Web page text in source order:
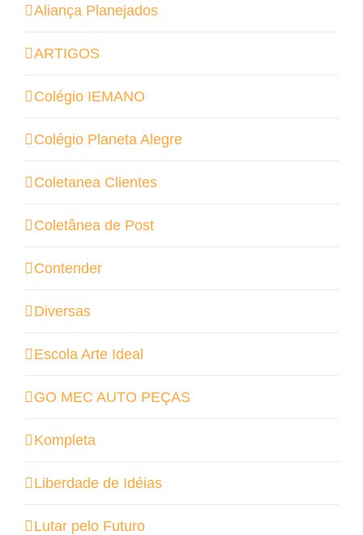
Aliança Planejados
ARTIGOS
Colégio IEMANO
Colégio Planeta Alegre
Coletanea Clientes
Coletânea de Post
Contender
Diversas
Escola Arte Ideal
GO MEC AUTO PEÇAS
Kompleta
Liberdade de Idéias
Lutar pelo Futuro